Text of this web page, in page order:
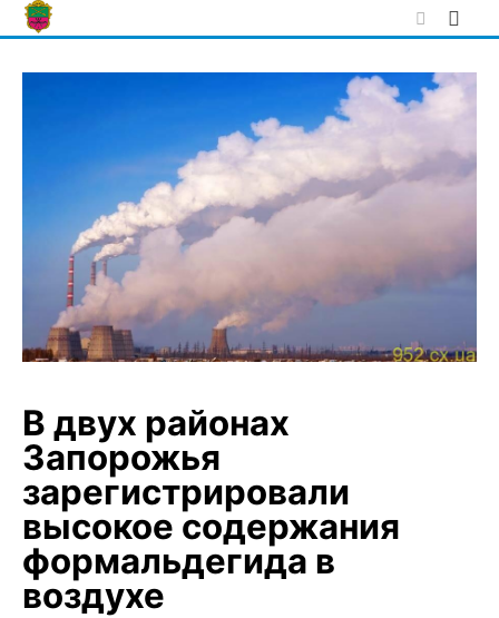
Skip
to
В двух районах
Запорожья
зарегистрировали
высокое содержания
формальдегида в
воздухе